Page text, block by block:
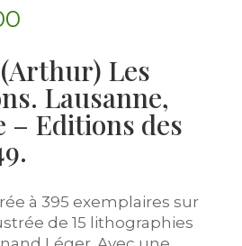
Les
Lausanne,
– Editions des
à 395 exemplaires sur
de 15 lithographies